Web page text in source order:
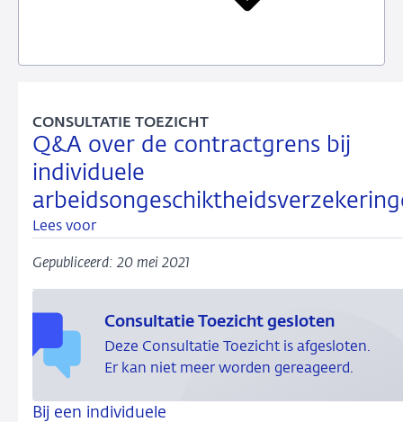
Q&A over de contractgrens bij
individuele
CONSULTATIE TOEZICHT
Lees voor
Gepubliceerd: 20 mei 2021
Consultatie Toezicht gesloten
Deze Consultatie Toezicht is afgesloten.
Er kan niet meer worden gereageerd.
Bij een individuele